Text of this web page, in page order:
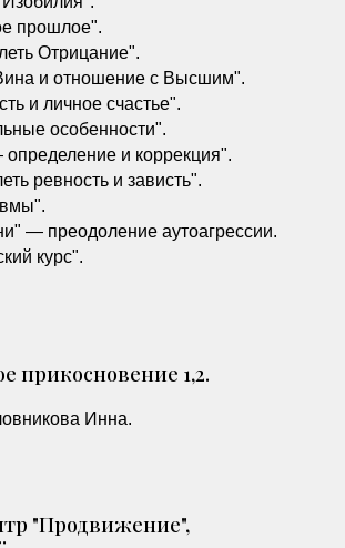
прошлое".
Отрицание".
и отношение с Высшим".
и личное счастье".
особенности".
и коррекция".
ревность и зависть".
— преодоление аутоагрессии.
курс".
прикосновение 1,2.
Инна.
"Продвижение",